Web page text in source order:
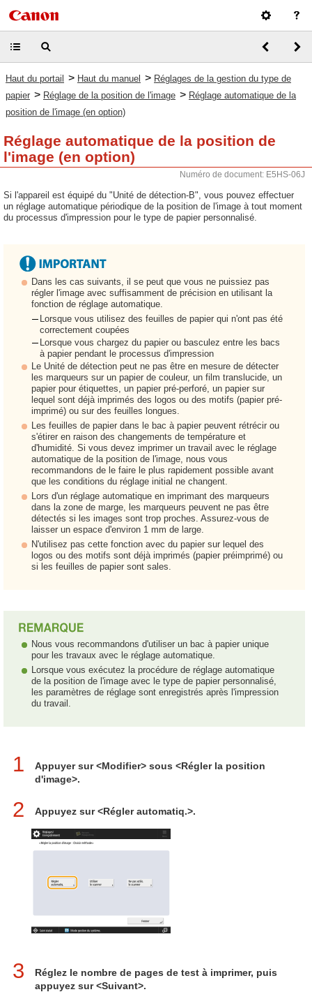
Haut du portail > Haut du manuel > Réglages de la gestion du type de
papier > Réglage de la position de l'image > Réglage automatique de la
position de l'image (en option)
Réglage automatique de la position de
l'image (en option)
Numéro de document: E5HS-06J
Si l'appareil est équipé du "Unité de détection-B", vous pouvez effectuer
un réglage automatique périodique de la position de l'image à tout moment
du processus d'impression pour le type de papier personnalisé.
Dans les cas suivants, il se peut que vous ne puissiez pas
régler l'image avec suffisamment de précision en utilisant la
fonction de réglage automatique.
Lorsque vous utilisez des feuilles de papier qui n'ont pas été
correctement coupées
Lorsque vous chargez du papier ou basculez entre les bacs
à papier pendant le processus d'impression
Le Unité de détection peut ne pas être en mesure de détecter
les marqueurs sur un papier de couleur, un film translucide, un
papier pour étiquettes, un papier pré-perforé, un papier sur
lequel sont déjà imprimés des logos ou des motifs (papier pré-
imprimé) ou sur des feuilles longues.
Les feuilles de papier dans le bac à papier peuvent rétrécir ou
s'étirer en raison des changements de température et
d'humidité. Si vous devez imprimer un travail avec le réglage
automatique de la position de l'image, nous vous
recommandons de le faire le plus rapidement possible avant
que les conditions du réglage initial ne changent.
Lors d'un réglage automatique en imprimant des marqueurs
dans la zone de marge, les marqueurs peuvent ne pas être
détectés si les images sont trop proches. Assurez-vous de
laisser un espace d'environ 1 mm de large.
N'utilisez pas cette fonction avec du papier sur lequel des
logos ou des motifs sont déjà imprimés (papier préimprimé) ou
si les feuilles de papier sont sales.
Nous vous recommandons d'utiliser un bac à papier unique
pour les travaux avec le réglage automatique.
Lorsque vous exécutez la procédure de réglage automatique
de la position de l'image avec le type de papier personnalisé,
les paramètres de réglage sont enregistrés après l'impression
du travail.
1
Appuyer sur <Modifier> sous <Régler la position
d'image>.
2 Appuyez sur <Régler automatiq.>.
3
Réglez le nombre de pages de test à imprimer, puis
appuyez sur <Suivant>.